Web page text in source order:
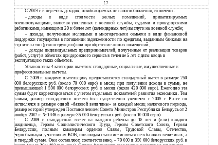
17
С 2009 г. в перечень доходов, освобождаемых от налогообложения, включены:
– доходы в виде стоимости жилых помещений, приватизируемых
военнослужащими, включая уволенных с военной службы, судьями и прокурорскими
работниками, имеющими 20 и более лет (календарных лет) выслуги на военной службе;
–
доходы, полученные молодыми и многодетными семьями в виде финансовой
поддержки государства в погашении задолженности по кредитам, выданным банками на
строительство (реконструкцию) или приобретение жилых помещений;
– доходы индивидуальных предпринимателей, полученные от реализации товаров
(работ, услуг) в объектах придорожного сервиса в течение 5 лет с даты ввода в
эксплуатацию таких объектов.
Установлены 4 категории вычетов: стандартные, социальные, имущественные и
профессиональные вычеты.
С 2009 г. каждому плательщику предоставляется стандартный вычет в размере 250
000 белорусских руб. (около 70 000 евро) в месяц при получении дохода в сумме, не
превышающей 1 500 000 белорусских руб. в месяц (около 420 000 евро). Ежегодно эта
сумма будет корректироваться с учетом отдельных показателей развития экономики. Тем
самым, размер стандартного вычета был существенно увеличен с 2009 г. Ранее он
исчислялся в размере одной «базовой величины» за каждый месяц налогового периода,
размер которой утвержден Постановлением Совета Министров Республики Беларусь от 2
ноября 2007 г. № 1446 в размере 35 000 белорусских руб. (около 10 000 евро).
С
2009 г. стандартный вычет на каждого ребенка до 18 лет и (или) каждого
иждивенца, Героям Социалистического Труда, Героям Советского Союза, Героям
Белоруссии, полным кавалерам орденов Славы, Трудовой Славы, Отечества,
чернобыльцам, участникам ВОВ, инвалидам стали исчисляться не в базовых величинах, а
в твердой сумме. Они составляют, соответственно, – 70 000 и 350 000 белорусских руб. в